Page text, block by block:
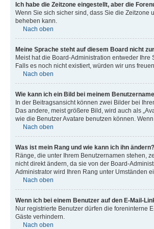
Ich habe die Zeitzone eingestellt, aber die
Wenn Sie sich sicher sind, dass Sie die Zeitzone
beheben kann.
Nach oben
Meine Sprache steht auf diesem Board nicht
Meist hat die Board-Administration entweder
Falls es noch nicht existiert, würden wir uns
Nach oben
Wie kann ich ein Bild bei meinem
In der Beitragsansicht können zwei Bilder bei
Das andere, meist größere Bild, wird auch als
wie die Benutzer Avatare benutzen können.
Nach oben
Was ist mein Rang und wie kann ich ihn ändern?
Ränge, die unter Ihrem Benutzernamen stehen,
nicht direkt ändern, da sie von der Board-
Administrator wird Ihren Rang unter Umständen
Nach oben
Wenn ich bei einem Benutzer auf den E-Mail-
Nur registrierte Benutzer dürfen die foreninterne
Gäste verhindern.
Nach oben